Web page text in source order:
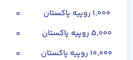
۱,۰۰۰ روپیه پاکستان
=
۵,۰۰۰ روپیه پاکستان
=
۱۰,۰۰۰ روپیه پاکستان
=